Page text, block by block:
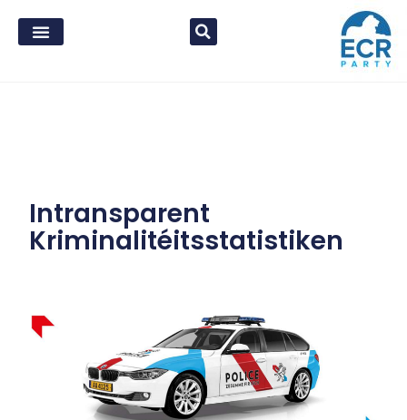
Intransparent
Kriminalitéitsstatistiken